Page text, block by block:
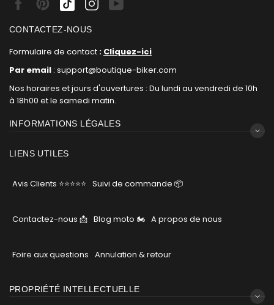
FacebookPinterestTiktokInstagramYoutube
CONTACTEZ-NOUS
Formulaire de contact : Cliquez-ici
Par email : support@boutique-biker.com
Nos horaires et jours d'ouvertures : Du lundi au vendredi de 10h
à 18h00 et le samedi matin.
INFORMATIONS LÉGALES
LIENS UTILES
Avis Clients ⭐⭐⭐⭐⭐ Suivi de commande 📦
Contactez-nous 📩 Blog moto 🏍 A propos de nous
Foire aux questions Annulation & retour
PROPRIÉTÉ INTELLECTUELLE